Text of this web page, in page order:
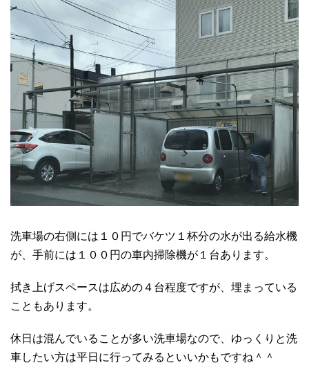
洗車場の右側には１０円でバケツ１杯分の水が出る給水機
が、手前には１００円の車内掃除機が１台あります。
拭き上げスペースは広めの４台程度ですが、埋まっている
こともあります。
休日は混んでいることが多い洗車場なので、ゆっくりと洗
車したい方は平日に行ってみるといいかもですね＾＾